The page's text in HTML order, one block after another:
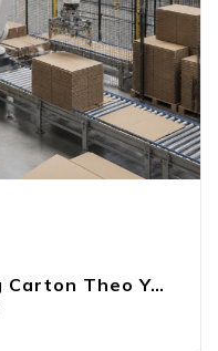
Dịch Vụ Sản Xuất Thùng Carton Theo Yêu Cầu